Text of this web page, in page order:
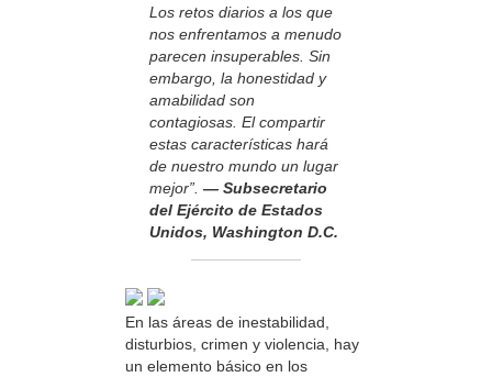
Los retos diarios a los que
nos enfrentamos a menudo
parecen insuperables. Sin
embargo, la honestidad y
amabilidad son
contagiosas. El compartir
estas características hará
de nuestro mundo un lugar
mejor”. — Subsecretario
del Ejército de Estados
Unidos, Washington D.C.
En las áreas de inestabilidad,
disturbios, crimen y violencia, hay
un elemento básico en los